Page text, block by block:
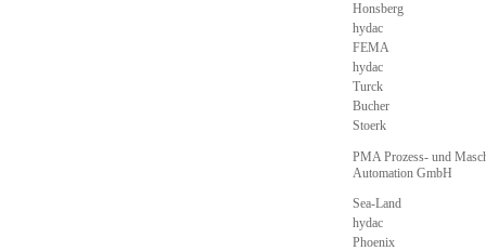
Honsberg
hydac
FEMA
hydac
Turck
Bucher
Stoerk
PMA Prozess- und
Automation GmbH
Sea-Land
hydac
Phoenix